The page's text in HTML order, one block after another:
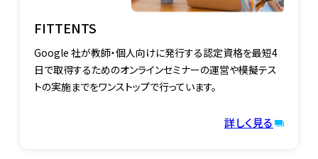
FITTENTS
Google 社が教師・個人向けに発行する認定資格を最短4
日で取得するためのオンラインセミナーの運営や模擬テス
トの実施までをワンストップで行っています。
詳しく見る